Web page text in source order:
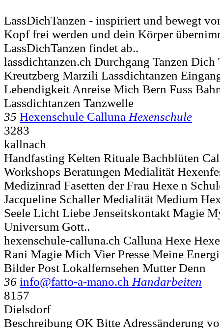
LassDichTanzen - inspiriert und bewegt
Kopf frei werden und dein Körper
LassDichTanzen findet ab..
lassdichtanzen.ch Durchgang Tanzen Dich
Kreutzberg Marzili Lassdichtanzen
Lebendigkeit Anreise Mich Bern Fuss
Lassdichtanzen Tanzwelle
35 Hexenschule Calluna Hexenschule
3283
kallnach
Handfasting Kelten Rituale Bachblüten
Workshops Beratungen Medialität
Medizinrad Fasetten der Frau Hexe n
Jacqueline Schaller Medialität Medium
Seele Licht Liebe Jenseitskontakt Magie
Universum Gott..
hexenschule-calluna.ch Calluna Hexe
Rani Magie Mich Vier Presse Meine
Bilder Post Lokalfernsehen Mutter Denn
36 info@fatto-a-mano.ch Handarbeiten
8157
Dielsdorf
Beschreibung OK Bitte Adressänderung